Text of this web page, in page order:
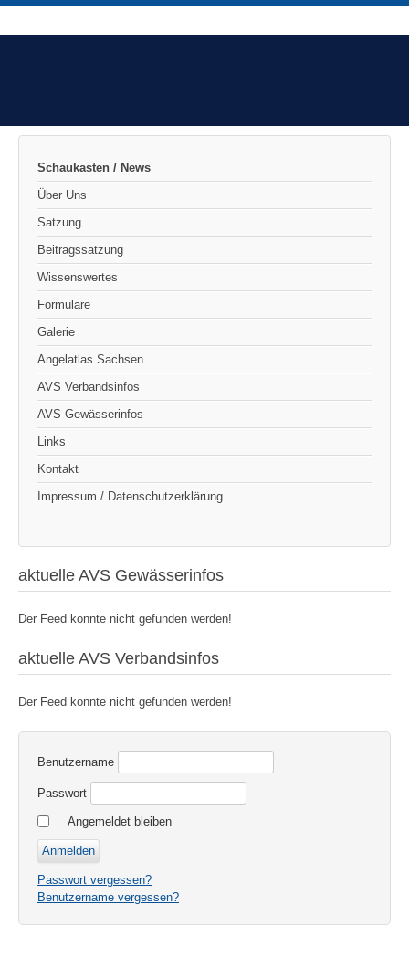
Schaukasten / News
Über Uns
Satzung
Beitragssatzung
Wissenswertes
Formulare
Galerie
Angelatlas Sachsen
AVS Verbandsinfos
AVS Gewässerinfos
Links
Kontakt
Impressum / Datenschutzerklärung
aktuelle AVS Gewässerinfos
Der Feed konnte nicht gefunden werden!
aktuelle AVS Verbandsinfos
Der Feed konnte nicht gefunden werden!
Benutzername
Passwort
Angemeldet bleiben
Passwort vergessen?
Benutzername vergessen?